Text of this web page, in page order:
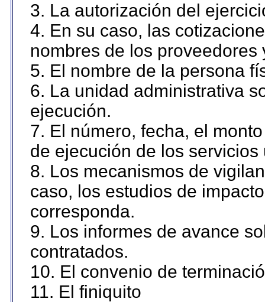
3. La autorización del
4. En su caso, las
nombres de los proveedores
5. El nombre de la persona
6. La unidad administrativa
ejecución.
7. El número, fecha, el
de ejecución de los servicios
8. Los mecanismos de
caso, los estudios de
corresponda.
9. Los informes de avance
contratados.
10. El convenio de
11. El finiquito